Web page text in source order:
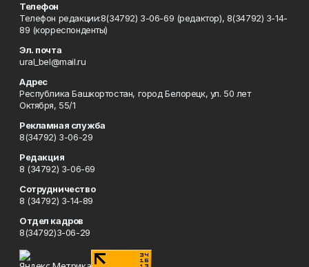
Телефон
Телефон редакции:8(34792) 3-06-69 (редактор), 8(34792) 3-14-
89 (корреспонденты)
Эл. почта
ural_bel@mail.ru
Адрес
Республика Башкортостан, город Белорецк, ул. 50 лет
Октября, 55/1
Рекламная служба
8(34792) 3-06-29
Редакция
8 (34792) 3-06-69
Сотрудничество
8 (34792) 3-14-89
Отдел кадров
8(34792)3-06-29